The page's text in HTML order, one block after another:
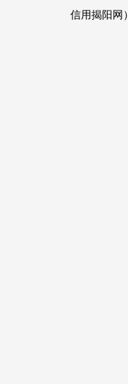
信用揭阳网